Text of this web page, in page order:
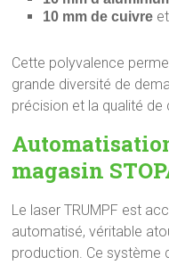
10 mm de cuivre et
Cette polyvalence
grande diversité de
précision et la qualité de
magasin
Le laser TRUMPF est
automatisé, véritable
production. Ce système